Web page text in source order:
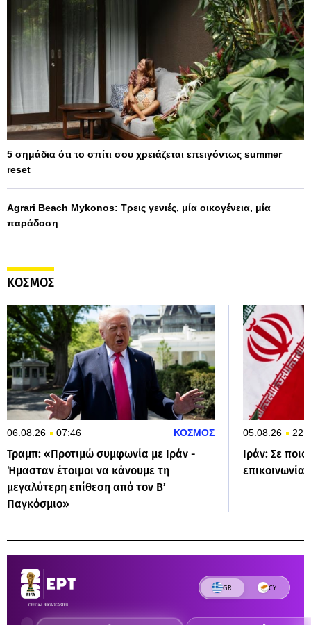
5 σημάδια ότι το σπίτι σου χρειάζεται επειγόντως summer
reset
Agrari Beach Mykonos: Τρεις γενιές, μία οικογένεια, μία
παράδοση
ΚΟΣΜΟΣ
06.08.26 07:46 ΚΟΣΜΟΣ
Τραμπ: «Προτιμώ συμφωνία με Ιράν -
Ήμασταν έτοιμοι να κάνουμε τη
μεγαλύτερη επίθεση από τον Β’
Παγκόσμιο»
05.08.26
Ιράν: Σε
επικοινωνία